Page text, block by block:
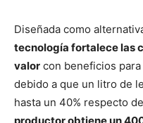
Diseñada como
tecnología fortalece las
valor con beneficios
debido a que un litro de
hasta un 40% respecto